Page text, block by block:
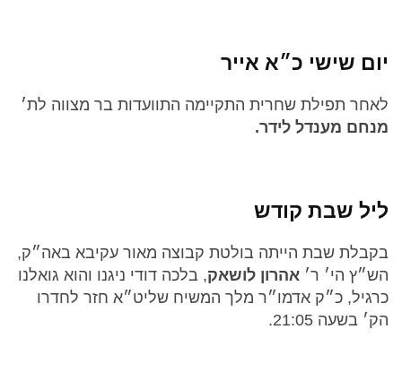
יום שישי כ״א אייר
לאחר תפילת שחרית התקיימה התוועדות בר מצווה לת׳
מנחם מענדל לידר.
ליל שבת קודש
בקבלת שבת הייתה בולטת קבוצה מאור עקיבא באה״ק,
הש״ץ הי׳ ר׳ אהרון לושאק, בלכה דודי ניגנו והוא גואלנו
כרגיל, כ״ק אדמו״ר מלך המשיח שליט״א חזר לחדרו
הק׳ בשעה 21:05.